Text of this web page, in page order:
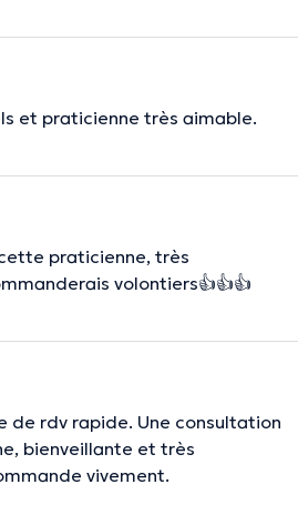
et praticienne très aimable.
praticienne, très
volontiers👍👍👍
de rdv rapide. Une consultation
bienveillante et très
vivement.